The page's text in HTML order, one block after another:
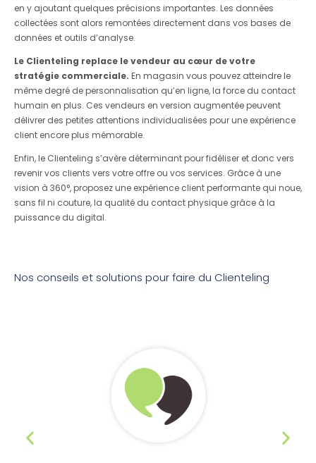
en y ajoutant quelques précisions importantes. Les données
collectées sont alors remontées directement dans vos bases de
données et outils d’analyse.
Le Clienteling replace le vendeur au cœur de votre
stratégie commerciale. En magasin vous pouvez atteindre le
même degré de personnalisation qu’en ligne, la force du contact
humain en plus. Ces vendeurs en version augmentée peuvent
délivrer des petites attentions individualisées pour une expérience
client encore plus mémorable.
Enfin, le Clienteling s’avère déterminant pour fidéliser et donc vers
revenir vos clients vers votre offre ou vos services. Grâce à une
vision à 360°, proposez une expérience client performante qui noue,
sans fil ni couture, la qualité du contact physique grâce à la
puissance du digital.
Nos conseils et solutions pour faire du Clienteling